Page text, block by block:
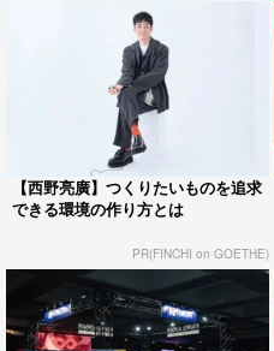
【西野亮廣】つくりたいものを追求
できる環境の作り方とは
PR(FINCHI on GOETHE)